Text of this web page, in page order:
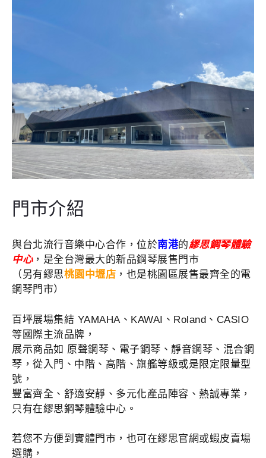
門市介紹
與台北流行音樂中心合作，位於南港的繆思鋼琴體驗
中心，是全台灣最大的新品鋼琴展售門市
（另有繆思桃園中壢店 ，也是桃園區展售最齊全的電
鋼琴門市）
百坪展場集結 YAMAHA、KAWAI、Roland、CASIO
等國際主流品牌，
展示商品如 原聲鋼琴、電子鋼琴、靜音鋼琴、混合鋼
琴，從入門、中階、高階、旗艦等級或是限定限量型
號，
豐富齊全、舒適安靜、多元化產品陣容、熱誠專業，
只有在繆思鋼琴體驗中心。
若您不方便到實體門市，也可在繆思官網或蝦皮賣場
選購，